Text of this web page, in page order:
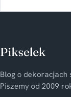
Pikselek
Blog o
Piszemy od 2009